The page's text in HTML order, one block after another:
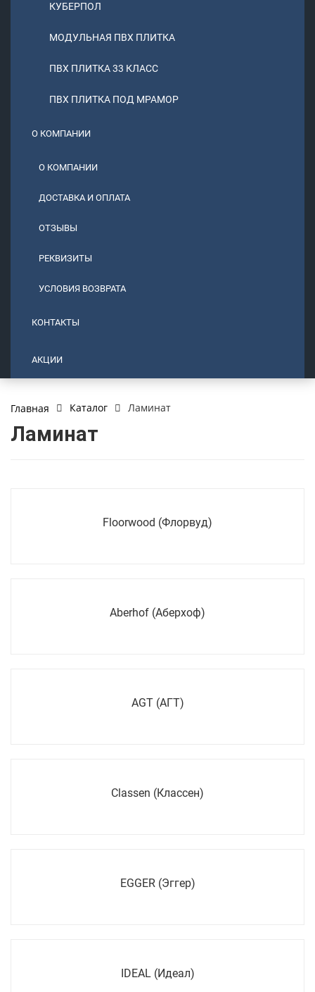
КУБЕРПОЛ
МОДУЛЬНАЯ ПВХ ПЛИТКА
ПВХ ПЛИТКА 33 КЛАСС
ПВХ ПЛИТКА ПОД МРАМОР
О КОМПАНИИ
О КОМПАНИИ
ДОСТАВКА И ОПЛАТА
ОТЗЫВЫ
РЕКВИЗИТЫ
УСЛОВИЯ ВОЗВРАТА
КОНТАКТЫ
АКЦИИ
Главная Каталог Ламинат
Ламинат
Floorwood (Флорвуд)
Aberhof (Аберхоф)
AGT (АГТ)
Classen (Классен)
EGGER (Эггер)
IDEAL (Идеал)